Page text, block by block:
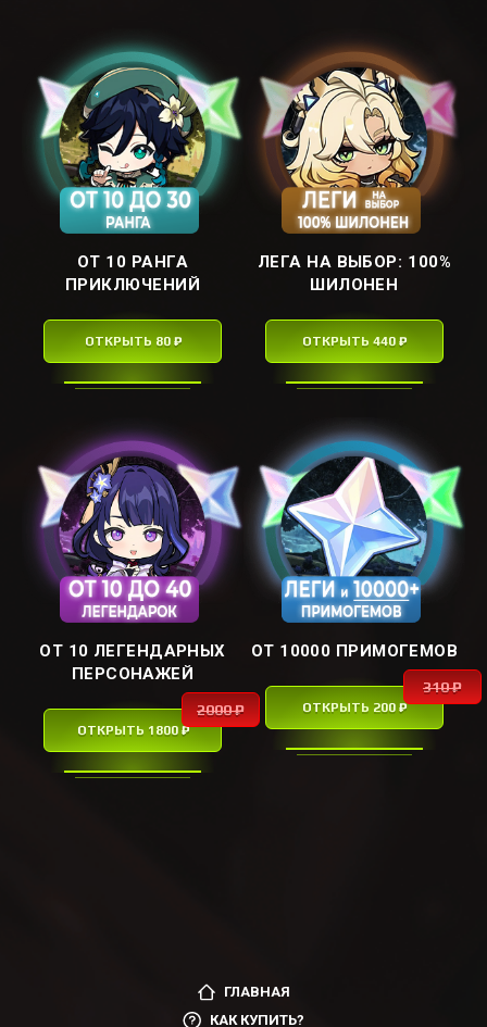
ОТ 10 РАНГА
ПРИКЛЮЧЕНИЙ
ОТКРЫТЬ 80 ₽
ЛЕГА НА ВЫБОР: ㅤ100%
ШИЛОНЕНㅤ
ОТКРЫТЬ 440 ₽
ОТ 10 ЛЕГЕНДАРНЫХ
ПЕРСОНАЖЕЙ
ОТКРЫТЬ 1800 ₽
2000 ₽
ОТ 10000 ПРИМОГЕМОВ
ОТКРЫТЬ 200 ₽
310 ₽
ГЛАВНАЯ
КАК КУПИТЬ?